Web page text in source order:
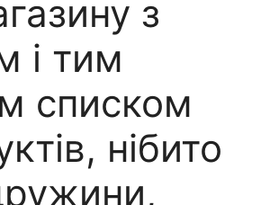
з
і тим
списком
нібито